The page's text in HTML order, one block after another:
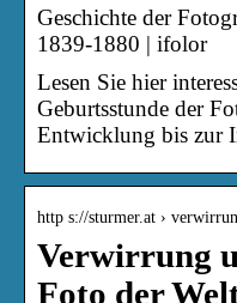
Geschichte der
1839-1880 | ifolor
Lesen Sie hier
Geburtsstunde der
Entwicklung bis zur
http s://sturmer.at ›
Verwirrung
Foto der